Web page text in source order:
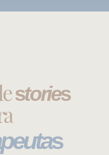
stories
s